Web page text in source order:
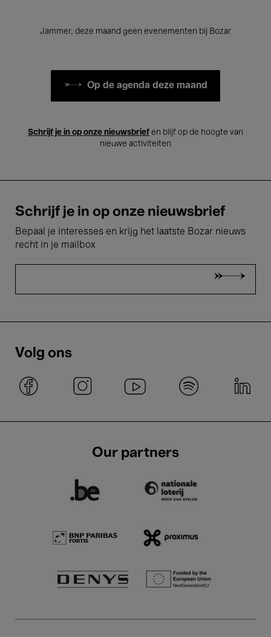
Jammer, deze maand geen evenementen bij Bozar
Op de agenda deze maand
Schrijf je in op onze nieuwsbrief en blijf op de hoogte van
nieuwe activiteiten
Schrijf je in op onze nieuwsbrief
Bepaal je interesses en krijg het laatste Bozar nieuws
recht in je mailbox
Volg ons
Our partners